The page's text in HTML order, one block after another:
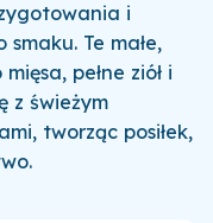
i
Te małe,
pełne ziół i
z świeżym
tworząc posiłek,